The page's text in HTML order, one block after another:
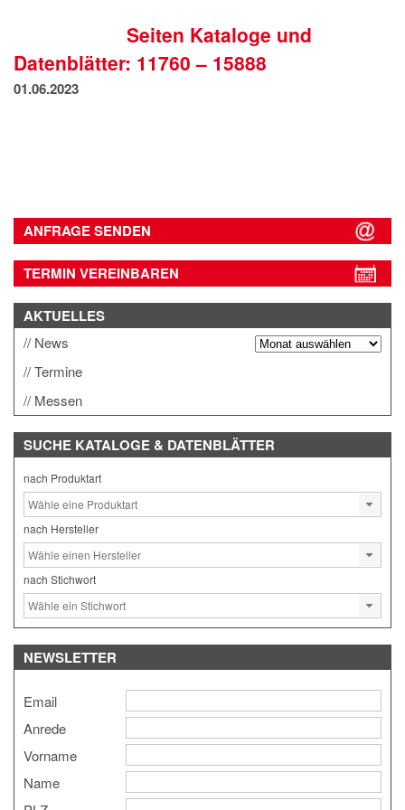
DATENSCHUTZSeiten Kataloge und
Datenblätter: 11760 – 15888
01.06.2023
ANFRAGE SENDEN
TERMIN VEREINBAREN
AKTUELLES
News
Termine
Messen
SUCHE KATALOGE & DATENBLÄTTER
nach Produktart
nach Hersteller
nach Stichwort
NEWSLETTER
Email
Anrede
Vorname
Name